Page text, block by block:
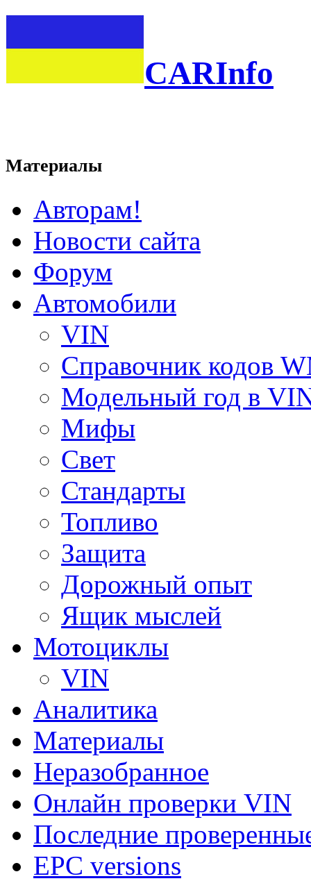
CARInfo
Материалы
Авторам!
Новости сайта
Форум
Автомобили
VIN
Справочник кодов
Модельный год в
Мифы
Свет
Стандарты
Топливо
Защита
Дорожный опыт
Ящик мыслей
Мотоциклы
VIN
Аналитика
Материалы
Неразобранное
Онлайн проверки VIN
Последние
EPC versions